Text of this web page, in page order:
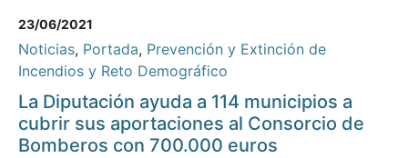
23/06/2021
Noticias, Portada, Prevención y Extinción de
Incendios y Reto Demográfico
La Diputación ayuda a 114 municipios a
cubrir sus aportaciones al Consorcio de
Bomberos con 700.000 euros